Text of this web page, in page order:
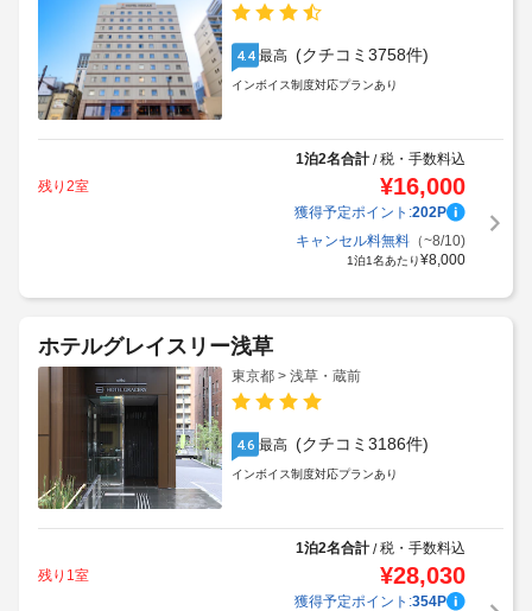
4.4 最高 (クチコミ3758件)
インボイス制度対応プランあり
1泊2名合計/税・手数料込
残り2室
¥16,000
獲得予定ポイント:202P
キャンセル料無料（~8/10)
1泊1名あたり¥8,000
ホテルグレイスリー浅草
東京都 > 浅草・蔵前
4.6 最高 (クチコミ3186件)
インボイス制度対応プランあり
1泊2名合計/税・手数料込
残り1室
¥28,030
獲得予定ポイント:354P